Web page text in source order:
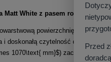
White z pasem rozbiegowym
powierzchnię projekcyjną
i doskonałą czytelność detali z
1070\text{ mm}$) zaczyna się
Przed